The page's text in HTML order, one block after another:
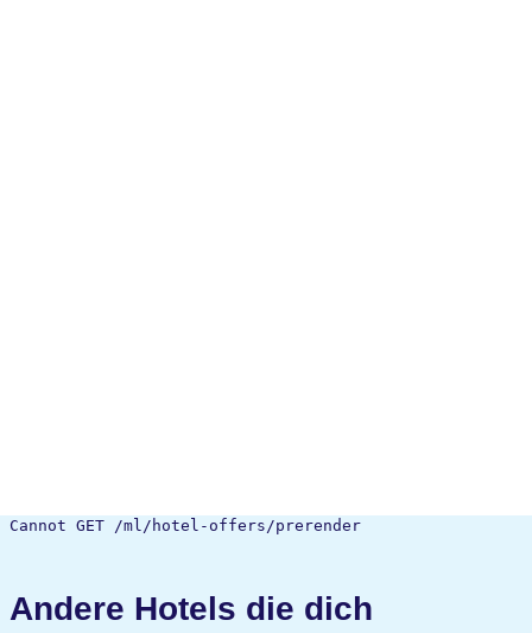
Cannot GET /ml/hotel-offers/prerender
Andere Hotels die dich